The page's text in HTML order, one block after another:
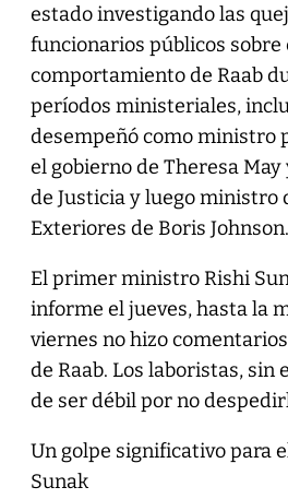
estado investigando las
funcionarios públicos sobre
comportamiento de Raab
períodos ministeriales,
desempeñó como ministro
el gobierno de Theresa
de Justicia y luego ministro
Exteriores de Boris Johnson.
El primer ministro Rishi
informe el jueves, hasta la
viernes no hizo
de Raab. Los laboristas, sin
de ser débil por no
Un golpe significativo para
Sunak